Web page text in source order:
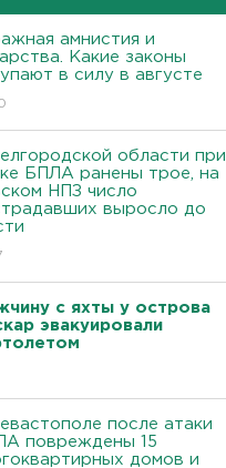
амнистия и
Какие законы
в силу в августе
области при
БПЛА ранены трое, на
НПЗ число
выросло до
с яхты у острова
эвакуировали
после атаки
повреждены 15
домов и